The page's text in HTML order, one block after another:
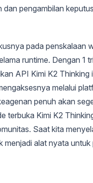
pengambilan
pada penskalaan
runtime. Dengan 1
API Kimi K2 Thinking
melalui
penuh akan
terbuka Kimi K2
Saat kita
menjadi alat nyata